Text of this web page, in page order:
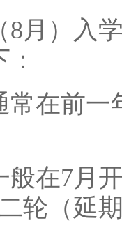
月）入
在前一
般在7
轮（延